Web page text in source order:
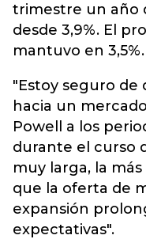
trimestre un año
desde 3,9%. El
mantuvo en 3,5%.
"Estoy seguro de
hacia un
Powell a los
durante el curso
muy larga, la
que la oferta de
expansión
expectativas".